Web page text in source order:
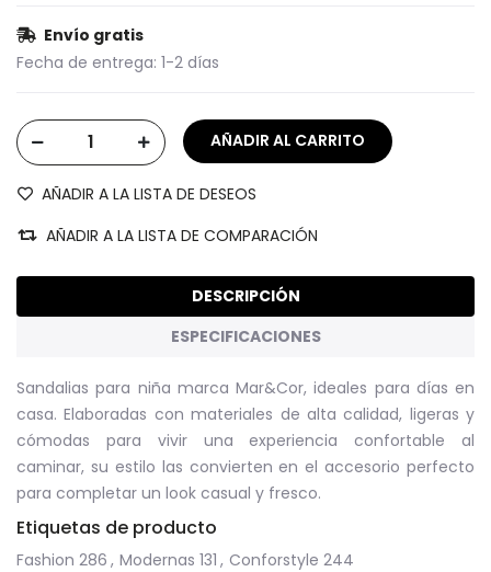
Envío gratis
Fecha de entrega: 1-2 días
AÑADIR A LA LISTA DE DESEOS
AÑADIR A LA LISTA DE COMPARACIÓN
DESCRIPCIÓN
ESPECIFICACIONES
Sandalias para niña marca Mar&Cor, ideales para días en
casa. Elaboradas con materiales de alta calidad, ligeras y
cómodas para vivir una experiencia confortable al
caminar, su estilo las convierten en el accesorio perfecto
para completar un look casual y fresco.
Etiquetas de producto
Fashion 286 , Modernas 131 , Conforstyle 244